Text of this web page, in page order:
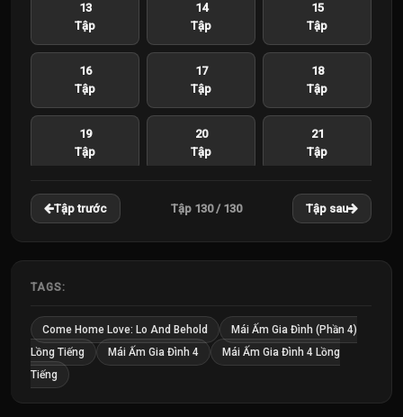
13
Tập
14
Tập
15
Tập
16
Tập
17
Tập
18
Tập
19
Tập
20
Tập
21
Tập
22
Tập
Tập
24
Tập
25
26
27
28
Tập
29
Tập
30
Tập
Tập
Tập
Tập
Tập trước Tập 130 / 130 Tập sau
TAGS:
Come Home Love: Lo And Behold
Mái Ấm Gia Đình (Phần 4)
Lồng Tiếng
Mái Ấm Gia Đình 4
Mái Ấm Gia Đình 4 Lồng
Tiếng